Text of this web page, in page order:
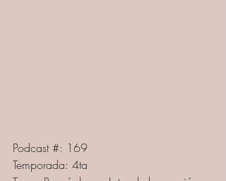
Podcast #: 169
Temporada: 4ta